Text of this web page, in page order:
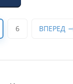
6 ВПЕРЕД